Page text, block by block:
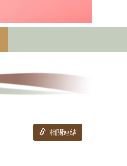
相關連結